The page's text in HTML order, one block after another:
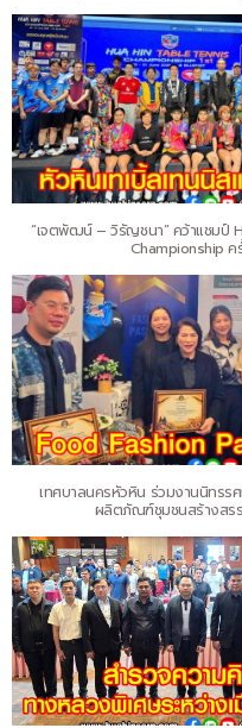
“เจตพัฒน์ – วิรัญชนา” คว้าแชมป์
Championship ค
เทศบาลนครหัวหิน ร่วมงานนิทรร
ผลิตภัณฑ์ชุมชนสร้างสร